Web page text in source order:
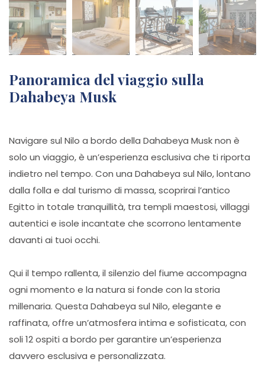
Panoramica del viaggio sulla
Dahabeya Musk
Navigare sul Nilo a bordo della Dahabeya Musk non è
solo un viaggio, è un’esperienza esclusiva che ti riporta
indietro nel tempo. Con una Dahabeya sul Nilo, lontano
dalla folla e dal turismo di massa, scoprirai l’antico
Egitto in totale tranquillità, tra templi maestosi, villaggi
autentici e isole incantate che scorrono lentamente
davanti ai tuoi occhi.
Qui il tempo rallenta, il silenzio del fiume accompagna
ogni momento e la natura si fonde con la storia
millenaria. Questa Dahabeya sul Nilo, elegante e
raffinata, offre un’atmosfera intima e sofisticata, con
soli 12 ospiti a bordo per garantire un’esperienza
davvero esclusiva e personalizzata.